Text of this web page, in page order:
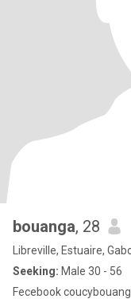
bouanga, 28
Libreville, Estuaire,
Seeking: Male 30 - 56
Fecebook